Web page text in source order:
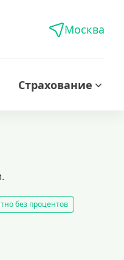
Москва
Страхование
без процентов